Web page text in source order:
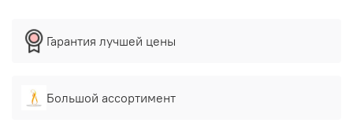
Гарантия лучшей цены
Большой ассортимент